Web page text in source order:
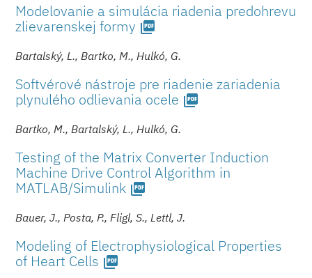
Modelovanie a simulácia riadenia predohrevu
zlievarenskej for­my picture_as_pdf
Bartalský, L., Bartko, M., Hulkó, G.
Softvérové nástroje pre riadenie zariadenia
plynulého odlievania ocele picture_as_pdf
Bartko, M., Bartalský, L., Hulkó, G.
Testing of the Matrix Converter Induction
Machine Drive Control Algorithm in
MATLAB/Simulink picture_as_pdf
Bauer, J., Posta, P., Fligl, S., Lettl, J.
Modeling of Electrophysio­logical Properties
of Heart Cells picture_as_pdf